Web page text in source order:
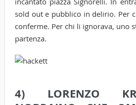
sold out e pubblico in delirio. Per
conferme. Per chi li ignorava, uno
partenza.
4) LORENZO